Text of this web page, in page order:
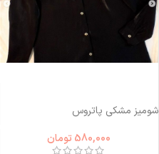
شومیز مشکی پاتروس
580,000 تومان